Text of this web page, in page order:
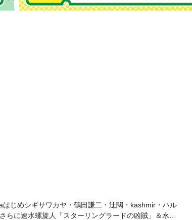
じめシギサワカヤ・鶴田謙二・迂闊・kashmir・ハル
に速水螺旋人「スターリングラードの凶賊」＆水谷